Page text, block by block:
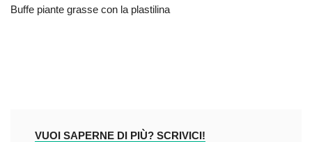
Buffe piante grasse con la plastilina
VUOI SAPERNE DI PIÙ? SCRIVICI!